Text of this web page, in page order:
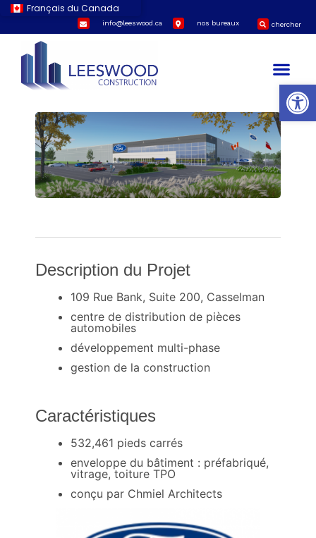
info@leeswood.ca nos bureaux chercher
Casselman Ford
Category:Projets Actuels
Description du Projet
109 Rue Bank, Suite 200, Casselman
centre de distribution de pièces
automobiles
développement multi-phase
gestion de la construction
Caractéristiques
532,461 pieds carrés
enveloppe du bâtiment : préfabriqué,
vitrage, toiture TPO
conçu par Chmiel Architects
Français du Canada